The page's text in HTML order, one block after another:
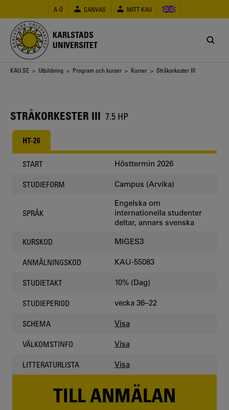
huvudinnehåll
A-Ö CANVAS MITT KAU
KARLSTADS
UNIVERSITET
Länkstig
KAU.SE > Utbildning > Program och kurser > Kurser > Stråkorkester III
STRÅKORKESTER III 7.5 HP
HT-26
START Hösttermin 2026
STUDIEFORM Campus (Arvika)
SPRÅK
Engelska om
internationella studenter
deltar, annars svenska
KURSKOD MIGES3
ANMÄLNINGSKOD KAU-55083
STUDIETAKT 10% (Dag)
STUDIEPERIOD vecka 36–22
SCHEMA Visa
VÄLKOMSTINFO Visa
LITTERATURLISTA Visa
TILL ANMÄLAN